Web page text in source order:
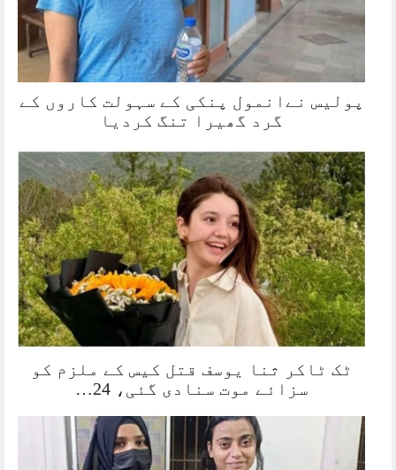
پولیس نےانمول پنکی کے سہولت کاروں کے
گرد گھیرا تنگ کردیا
ٹک ٹاکر ثنا یوسف قتل کیس کے ملزم کو
سزائے موت سنادی گئی، 24…